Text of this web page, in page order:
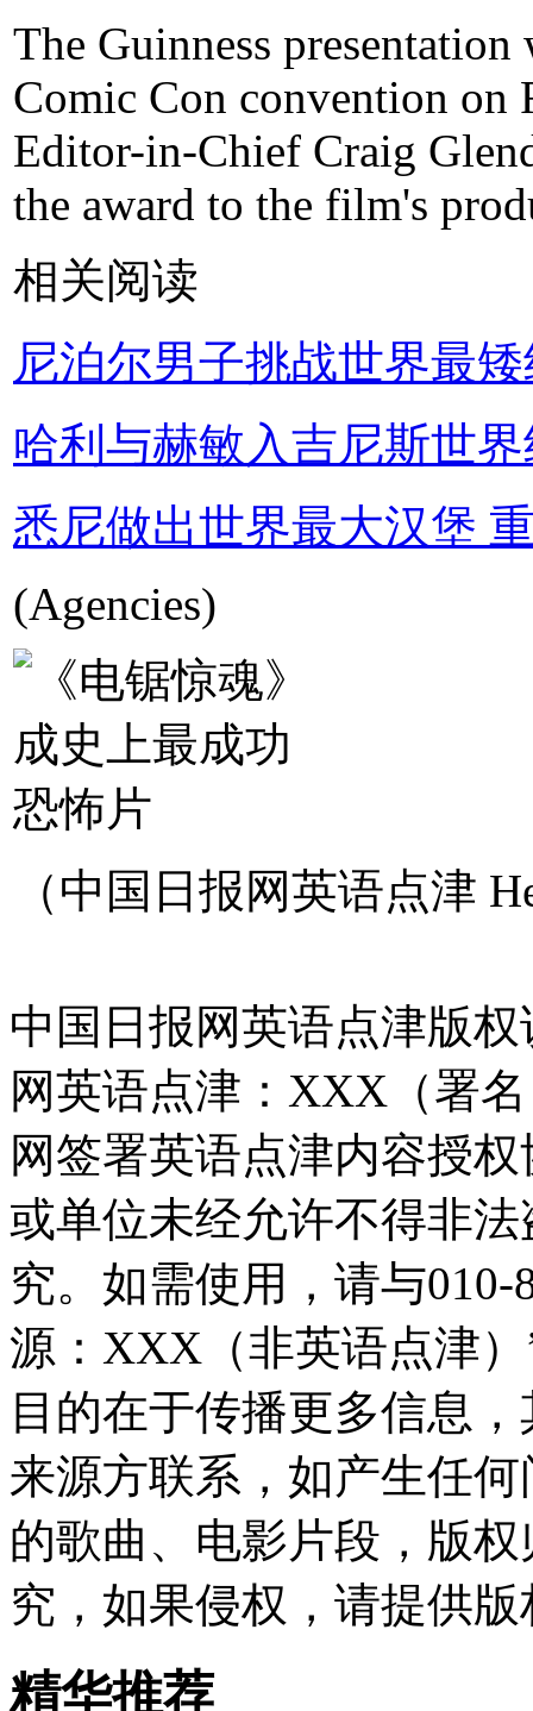
The Guinness
Comic Con convention on
Editor-in-Chief Craig
the award to the film's
相关阅读
尼泊尔男子挑战世界最
哈利与赫敏入吉尼斯世
悉尼做出世界最大汉堡
(Agencies)
（中国日报网英语点津
中国日报网英语点津版
网英语点津：XXX（署
网签署英语点津内容授
或单位未经允许不得非
究。如需使用，请与010-
源：XXX（非英语点津
目的在于传播更多信息
来源方联系，如产生任
的歌曲、电影片段，版
究，如果侵权，请提供
精华推荐